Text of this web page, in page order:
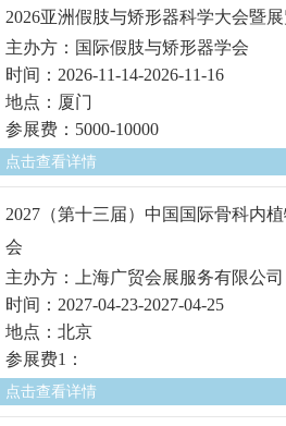
2026亚洲假肢与矫形器科学大会暨
主办方：国际假肢与矫形器学会
时间：2026-11-14-2026-11-16
地点：厦门
参展费：5000-10000
点击查看详情
2027（第十三届）中国国际骨科内
会
主办方：上海广贸会展服务有限公司
时间：2027-04-23-2027-04-25
地点：北京
参展费1：
点击查看详情